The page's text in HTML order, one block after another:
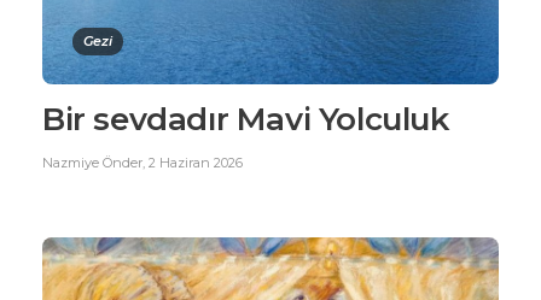
Gezi
Bir sevdadır Mavi Yolculuk
Nazmiye Önder 2 Haziran 2026